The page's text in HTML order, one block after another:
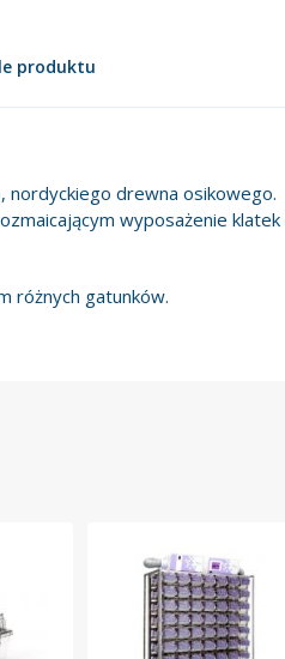
produktu
nordyckiego drewna osikowego.
wyposażenie klatek
różnych gatunków.